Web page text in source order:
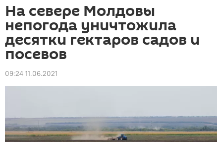
На севере Молдовы
непогода уничтожила
десятки гектаров садов и
посевов
09:24 11.06.2021